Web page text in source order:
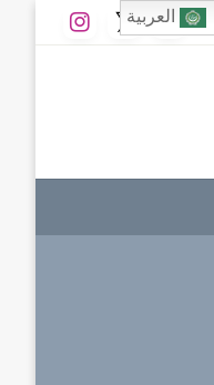
العربية